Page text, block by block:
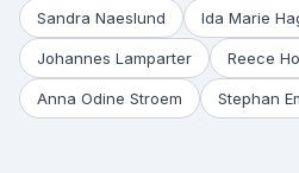
Sandra Naeslund Ida Marie
Johannes Lamparter Reece
Anna Odine Stroem Stephan